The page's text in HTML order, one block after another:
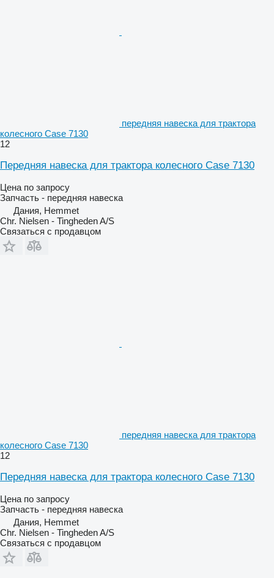
передняя навеска для трактора
колесного Case 7130
12
Передняя навеска для трактора колесного Case 7130
Цена по запросу
Запчасть - передняя навеска
Дания, Hemmet
Chr. Nielsen - Tingheden A/S
Связаться с продавцом
передняя навеска для трактора
колесного Case 7130
12
Передняя навеска для трактора колесного Case 7130
Цена по запросу
Запчасть - передняя навеска
Дания, Hemmet
Chr. Nielsen - Tingheden A/S
Связаться с продавцом